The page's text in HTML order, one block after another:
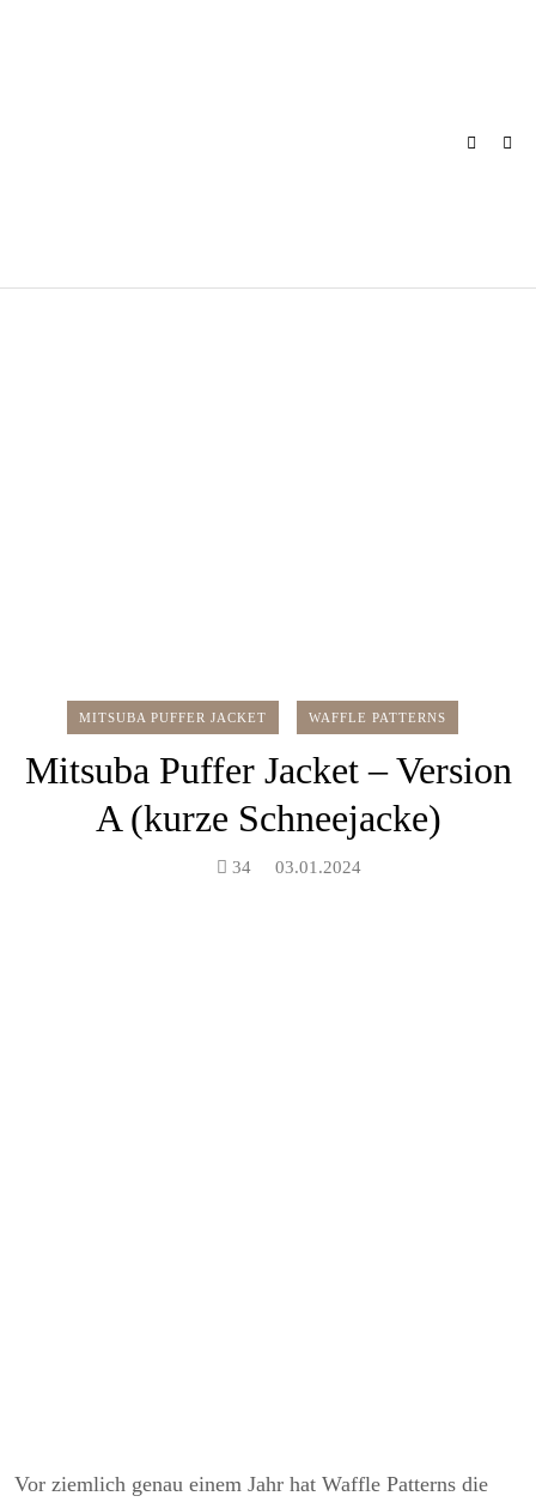
MITSUBA PUFFER JACKET WAFFLE PATTERNS
Mitsuba Puffer Jacket – Version
A (kurze Schneejacke)
34 03.01.2024
Vor ziemlich genau einem Jahr hat Waffle Patterns die